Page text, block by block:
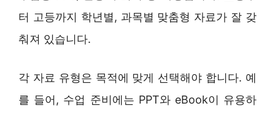
터 고등까지 학년별, 과목별 맞춤형 자료가 잘 갖
춰져 있습니다.
각 자료 유형은 목적에 맞게 선택해야 합니다. 예
를 들어, 수업 준비에는 PPT와 eBook이 유용하